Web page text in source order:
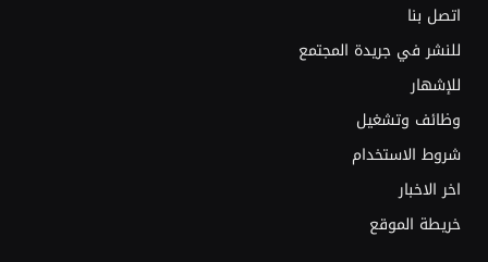
اتصل بنا
للنشر في جريدة المجتمع
للإشهار
وظائف وتشغيل
شروط الاستخدام
اخر الاخبار
خريطة الموقع